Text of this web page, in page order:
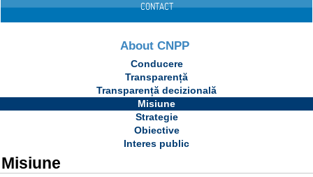
CONTACT
About CNPP
Conducere
Transparență
Transparență decizională
Misiune
Strategie
Obiective
Interes public
Misiune